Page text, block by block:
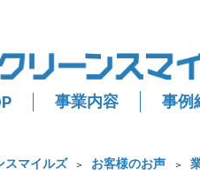
事業内容 事例
スマイルズ お客様のお声